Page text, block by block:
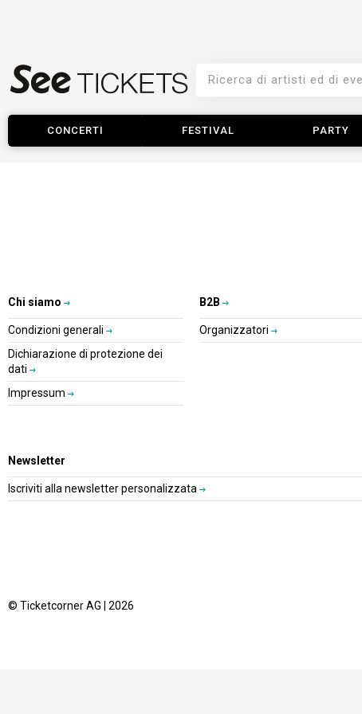
CONCERTI FESTIVAL PARTY
Chi siamo
Condizioni generali
Dichiarazione di protezione dei
dati
Impressum
B2B
Organizzatori
Newsletter
Iscriviti alla newsletter personalizzata
© Ticketcorner AG | 2026